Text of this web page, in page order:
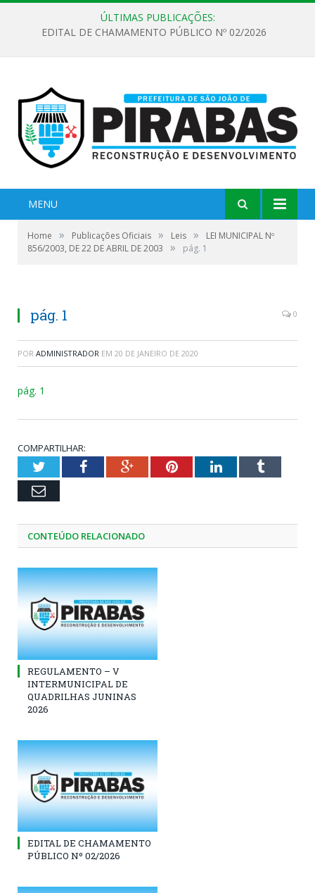
ÚLTIMAS PUBLICAÇÕES:
EDITAL DE CHAMAMENTO PÚBLICO Nº 02/2026
MENU
Home » Publicações Oficiais » Leis »
LEI MUNICIPAL Nº
856/2003, DE 22 DE ABRIL DE 2003
» pág. 1
pág. 1 0
POR ADMINISTRADOR EM 20 DE JANEIRO DE 2020
pág. 1
COMPARTILHAR:
TwitterFacebookGoogle+PinterestLinkedInTumblr
Email
CONTEÚDO RELACIONADO
REGULAMENTO – V
INTERMUNICIPAL DE
QUADRILHAS JUNINAS
2026
EDITAL DE CHAMAMENTO
PÚBLICO Nº 02/2026